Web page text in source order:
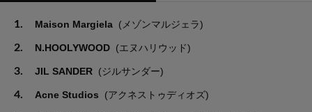
1. Maison Margiela (メゾンマルジェラ)
2. N.HOOLYWOOD (エヌハリウッド)
3. JIL SANDER (ジルサンダー)
4. Acne Studios (アクネストゥディオズ)